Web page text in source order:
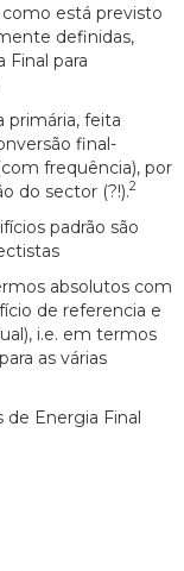
está previsto
definidas,
Final para
primária, feita
final-
frequência), por
do sector (?!).2
padrão são
absolutos com
de referencia e
i.e. em termos
as várias
Energia Final